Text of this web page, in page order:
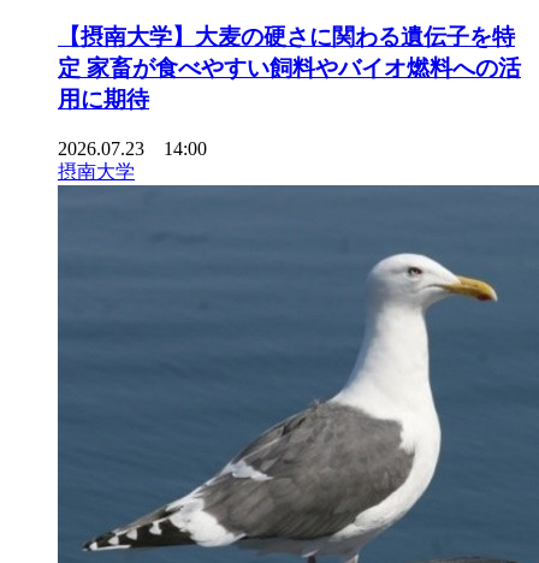
【摂南大学】大麦の硬さに関わる遺伝子を特
定 家畜が食べやすい飼料やバイオ燃料への活
用に期待
2026.07.23 14:00
摂南大学